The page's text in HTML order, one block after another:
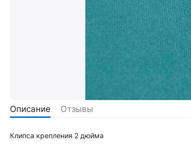
Описание Отзывы
Клипса крепления 2 дюйма